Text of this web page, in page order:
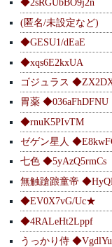
◆2sRGUbBO9j2n
(匿名/未設定など)
◆GESU1/dEaE
◆xqs6E2kxUA
ゴジュラス
胃薬 ◆036aFhDFNU
◆rnuK5PIvTM
ゼゲン星人
七色 ◆5yAzQ5rmCs
無触蹌踉童帝
◆EV0X7vG/Uc★
◆4RALeHt2Lppf
うっかり侍